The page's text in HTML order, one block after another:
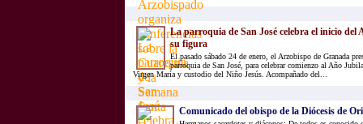
La parroquia de San José celebra el inicio del
su figura
El pasado sábado 24 de enero, el Arzobispo de Granada
parroquia de San José, para celebrar comienzo al Año
Virgen María y custodio del Niño Jesús. Acompañado del...
Comunicado del obispo de la Diócesis de